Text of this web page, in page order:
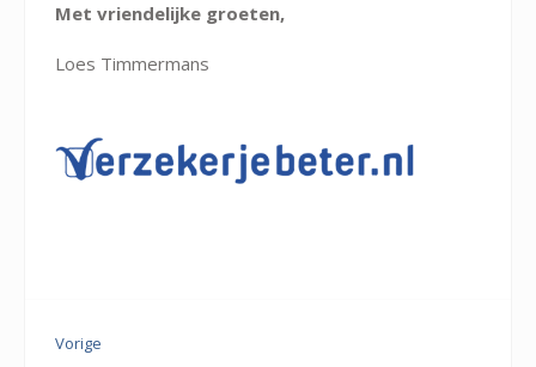
Met vriendelijke groeten,
Loes Timmermans
Vorige